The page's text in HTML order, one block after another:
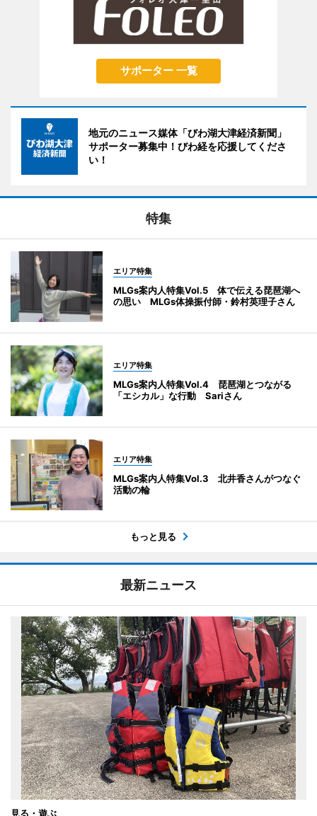
サポーター 一覧
地元のニュース媒体「びわ湖大津経済新聞」
サポーター募集中！びわ経を応援してくださ
い！
特集
エリア特集
MLGs案内人特集Vol.5 体で伝える琵琶湖へ
の思い MLGs体操振付師・鈴村英理子さん
エリア特集
MLGs案内人特集Vol.4 琵琶湖とつながる
「エシカル」な行動 Sariさん
エリア特集
MLGs案内人特集Vol.3 北井香さんがつなぐ
活動の輪
もっと見る
最新ニュース
見る・遊ぶ